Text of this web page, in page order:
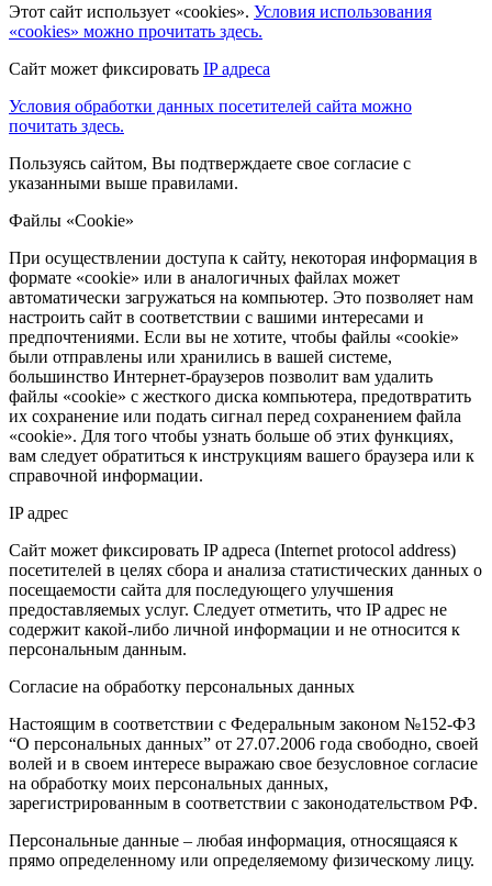
Этот сайт использует «cookies». Условия использования
«cookies» можно прочитать здесь.
Сайт может фиксировать IP адреса
Условия обработки данных посетителей сайта можно
почитать здесь.
Пользуясь сайтом, Вы подтверждаете свое согласие с
указанными выше правилами.
Файлы «Cookie»
При осуществлении доступа к сайту, некоторая информация в
формате «cookie» или в аналогичных файлах может
автоматически загружаться на компьютер. Это позволяет нам
настроить сайт в соответствии с вашими интересами и
предпочтениями. Если вы не хотите, чтобы файлы «cookie»
были отправлены или хранились в вашей системе,
большинство Интернет-браузеров позволит вам удалить
файлы «cookie» с жесткого диска компьютера, предотвратить
их сохранение или подать сигнал перед сохранением файла
«cookie». Для того чтобы узнать больше об этих функциях,
вам следует обратиться к инструкциям вашего браузера или к
справочной информации.
IP адрес
Сайт может фиксировать IP адреса (Internet protocol address)
посетителей в целях сбора и анализа статистических данных о
посещаемости сайта для последующего улучшения
предоставляемых услуг. Следует отметить, что IP адрес не
содержит какой-либо личной информации и не относится к
персональным данным.
Согласие на обработку персональных данных
Настоящим в соответствии с Федеральным законом №152-ФЗ
“О персональных данных” от 27.07.2006 года свободно, своей
волей и в своем интересе выражаю свое безусловное согласие
на обработку моих персональных данных,
зарегистрированным в соответствии с законодательством РФ.
Персональные данные – любая информация, относящаяся к
прямо определенному или определяемому физическому лицу.